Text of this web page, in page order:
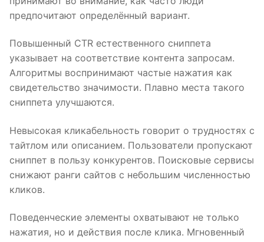
предпочитают определённый вариант.
Повышенный CTR естественного сниппета
указывает на соответствие контента запросам.
Алгоритмы воспринимают частые нажатия как
свидетельство значимости. Плавно места такого
сниппета улучшаются.
Невысокая кликабельность говорит о трудностях с
тайтлом или описанием. Пользователи пропускают
сниппет в пользу конкурентов. Поисковые сервисы
снижают ранги сайтов с небольшим численностью
кликов.
Поведенческие элементы охватывают не только
нажатия, но и действия после клика. Мгновенный